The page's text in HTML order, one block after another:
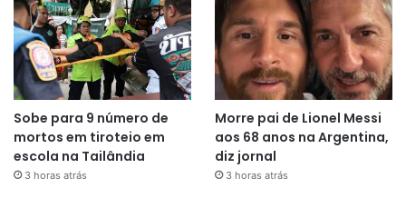
Sobe para 9 número de
mortos em tiroteio em
escola na Tailândia
3 horas atrás
Morre pai de Lionel Messi
aos 68 anos na Argentina,
diz jornal
3 horas atrás